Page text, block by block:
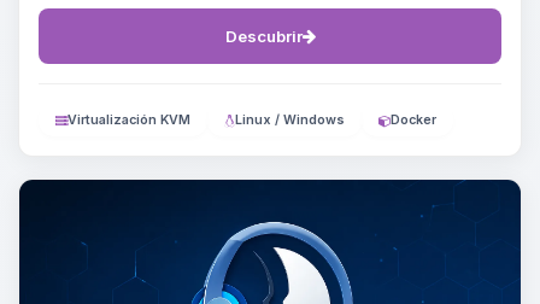
Descubrir
Virtualización KVM Linux / Windows Docker